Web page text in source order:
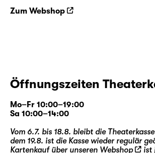
Zum Webshop
Öffnungszeiten
Mo–Fr 10:00–19:00
Sa 10:00–14:00
Vom 6.7. bis 18.8. bleibt die
dem 19.8. ist die Kasse wieder regulär
Kartenkauf über unseren Webshop ist